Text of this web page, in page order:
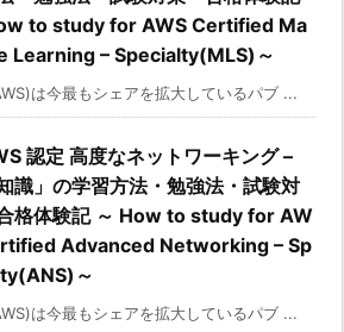
to study for AWS Certified Ma
Learning – Specialty(MLS)～
は今最もシェアを拡大しているパブ ...
認定 高度なネットワーキング –
識」の学習方法・勉強法・試験対
格体験記 ～ How to study for AW
Advanced Networking – Sp
～
は今最もシェアを拡大しているパブ ...